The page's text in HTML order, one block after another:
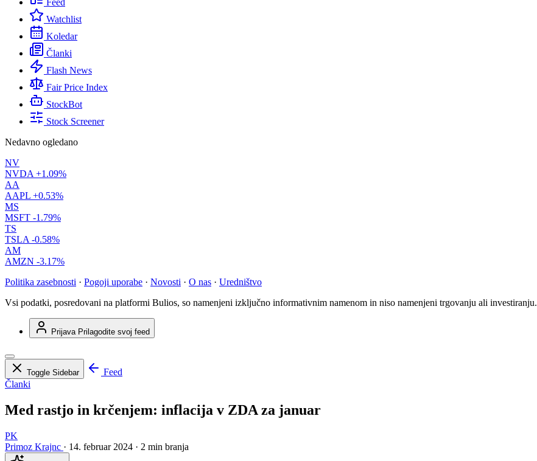
Feed
Watchlist
Koledar
Članki
Flash News
Fair Price Index
StockBot
Stock Screener
Nedavno ogledano
NV
NVDA +1.09%
AA
AAPL +0.53%
MS
MSFT -1.79%
TS
TSLA -0.58%
AM
AMZN -3.17%
Politika zasebnosti · Pogoji uporabe · Novosti · O nas · Uredništvo
Vsi podatki, posredovani na platformi Bulios, so namenjeni izključno informativnim namenom in niso namenjeni trgovanju ali investiranju.
Prijava Prilagodite svoj feed
Toggle Sidebar
Feed
Članki
Med rastjo in krčenjem: inflacija v ZDA za januar
PK
Primoz Krajnc · 14. februar 2024 · 2 min branja